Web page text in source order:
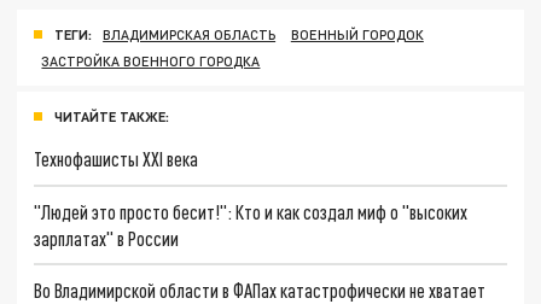
ТЕГИ: ВЛАДИМИРСКАЯ ОБЛАСТЬ
ВОЕННЫЙ ГОРОДОК
ЗАСТРОЙКА ВОЕННОГО ГОРОДКА
ЧИТАЙТЕ ТАКЖЕ:
Технофашисты XXI века
"Людей это просто бесит!": Кто и как создал миф о "высоких
зарплатах" в России
Во Владимирской области в ФАПах катастрофически не хватает